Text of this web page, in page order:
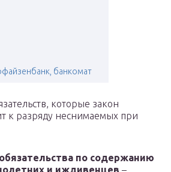
банкомат
которые закон
к разряду неснимаемых при
по содержанию
и иждивенцев –